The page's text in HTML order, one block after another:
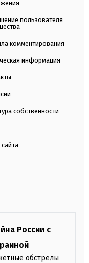
пользователя
комментирования
информация
собственности
России с
обстрелы